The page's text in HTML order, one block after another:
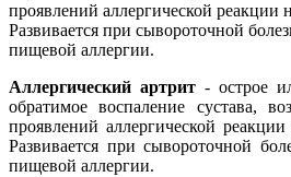
проявлений аллергической реакции
Развивается при сывороточной
пищевой аллергии.
Аллергический артрит - острое
обратимое воспаление сустава,
проявлений аллергической
Развивается при сывороточной
пищевой аллергии.